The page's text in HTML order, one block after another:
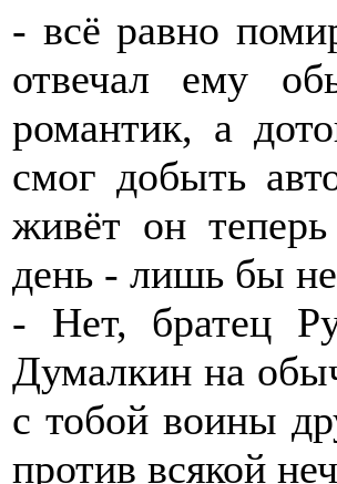
- всё равно
отвечал ему
романтик, а
смог добыть
живёт он
день - лишь бы
- Нет, братец
Думалкин на
с тобой воины
против всякой